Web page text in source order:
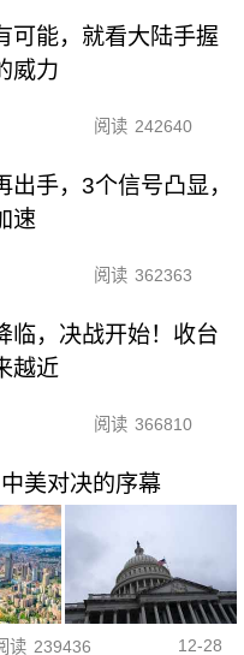
可能，就看大陆手握
威力
阅读 242640
出手，3个信号凸显，
速
阅读 362363
临，决战开始！收台
越近
阅读 366810
美对决的序幕
读 239436 12-28